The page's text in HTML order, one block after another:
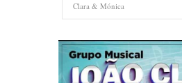
Clara & Mónica